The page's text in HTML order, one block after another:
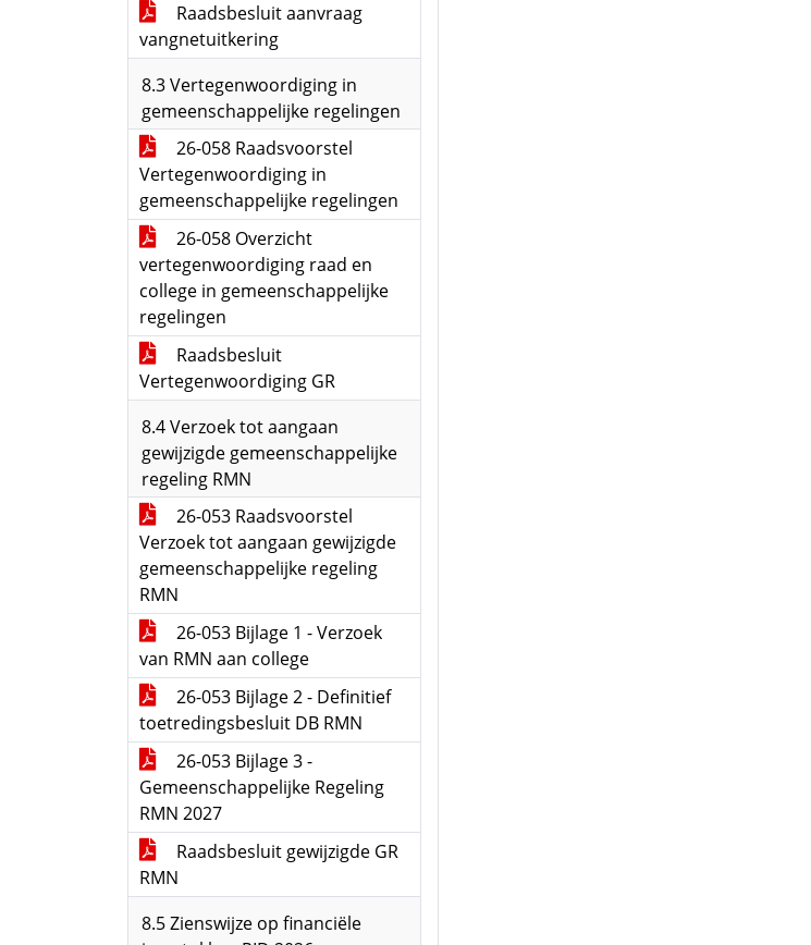
Raadsbesluit aanvraag
vangnetuitkering
8.3 Vertegenwoordiging in
gemeenschappelijke regelingen
26-058 Raadsvoorstel
Vertegenwoordiging in
gemeenschappelijke regelingen
26-058 Overzicht
vertegenwoordiging raad en
college in gemeenschappelijke
regelingen
Raadsbesluit
Vertegenwoordiging GR
8.4 Verzoek tot aangaan
gewijzigde gemeenschappelijke
regeling RMN
26-053 Raadsvoorstel
Verzoek tot aangaan gewijzigde
gemeenschappelijke regeling
RMN
26-053 Bijlage 1 - Verzoek
van RMN aan college
26-053 Bijlage 2 - Definitief
toetredingsbesluit DB RMN
26-053 Bijlage 3 -
Gemeenschappelijke Regeling
RMN 2027
Raadsbesluit gewijzigde GR
RMN
8.5 Zienswijze op financiële